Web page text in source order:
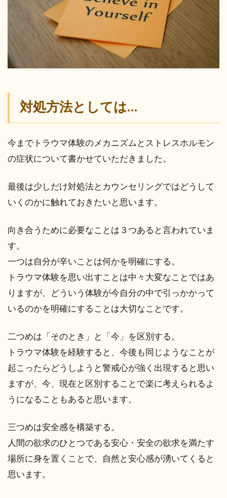
対処方法としては…
今までトラウマ体験のメカニズムとストレスホルモン
の症状について書かせていただきました。
最後は少しだけ対処法とカウンセリングではどうして
いくのかに触れておきたいと思います。
向き合うために必要なことは３つあると言われていま
す。
一つは自分が辛いことは何かを明確にする。
トラウマ体験を思い出すことは中々大変なことではあ
りますが、どういう体験が今自分の中で引っかかって
いるのかを明確にすることは大切なことです。
二つめは「そのとき」と「今」を区別する。
トラウマ体験を経験すると、今後も同じようなことが
起こったらどうしようと警戒心が強く出現すると思い
ますが、今、現在と区別することで楽に考えられるよ
うになることもあると思います。
三つめは安全感を構築する。
人間の欲求のひとつである安心・安全の欲求を満たす
場所に身を置くことで、自然と安心感が湧いてくると
思います。